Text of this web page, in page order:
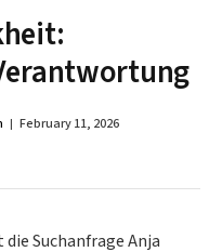
February 11, 2026
Suchanfrage Anja